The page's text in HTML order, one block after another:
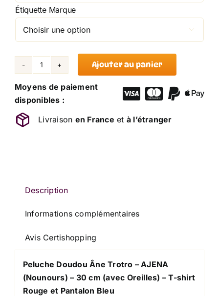
Étiquette Marque

quantité
de
Peluche
Trotro
Ajouter au panier
Moyens de paiement
disponibles :
Livraison en France et à l’étranger
Description
Informations complémentaires
Avis Certishopping
Peluche Doudou Âne Trotro – AJENA
(Nounours) – 30 cm (avec Oreilles) – T-shirt
Rouge et Pantalon Bleu